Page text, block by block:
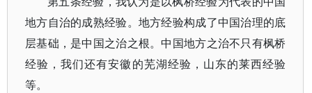
地方自治的成熟经验。地方经验构成了中国治理的底
层基础，是中国之治之根。中国地方之治不只有枫桥
经验，我们还有安徽的芜湖经验，山东的莱西经验
等。